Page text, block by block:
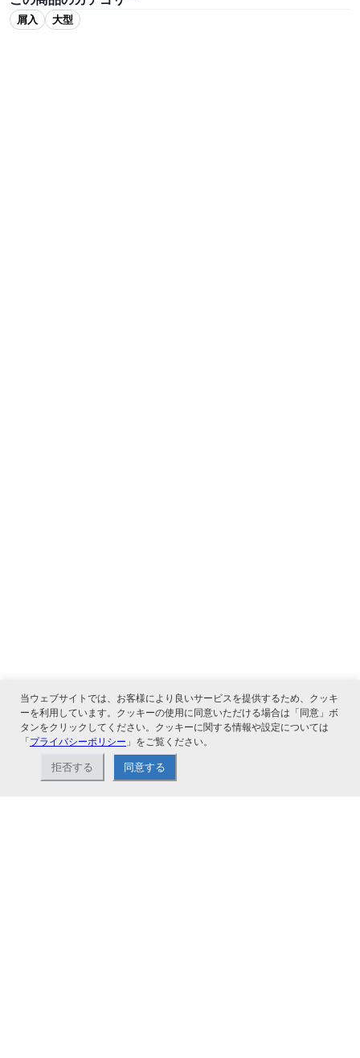
屑入 大型
関連サービス
当ウェブサイトでは、お客様により良いサービスを提供するため、クッキ
ーを利用しています。クッキーの使用に同意いただける場合は「同意」ボ
タンをクリックしてください。クッキーに関する情報や設定については
「プライバシーポリシー 」をご覧ください。
拒否する 同意する